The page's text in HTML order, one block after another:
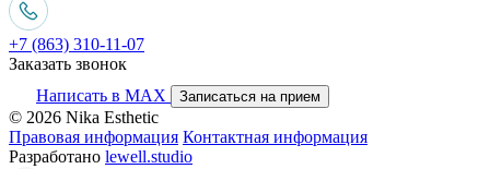
+7 (863) 310-11-07
Заказать звонок
Написать в MAX
Записаться на прием
© 2026 Nika Esthetic
Правовая информация Контактная информация
Разработано lewell.studio